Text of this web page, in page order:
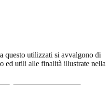
questo utilizzati si avvalgono di
ed utili alle finalità illustrate nella